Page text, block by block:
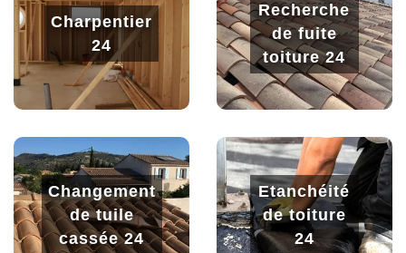
Charpentier
24
Recherche
de fuite
toiture 24
Changement
de tuile
cassée 24
Etanchéité
de toiture
24